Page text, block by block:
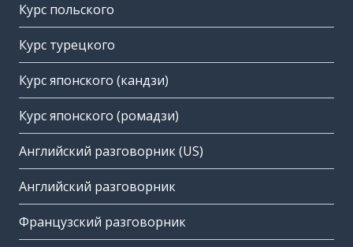
Курс польского
Курс турецкого
Курс японского (кандзи)
Курс японского (ромадзи)
Английский разговорник (US)
Английский разговорник
Французский разговорник